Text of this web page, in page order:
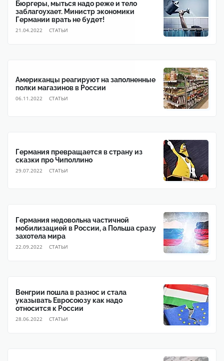
Бюргеры, мыться надо реже и тело
заблагоухает. Министр экономики
Германии врать не будет!
21.04.2022 CТАТЬИ
Американцы реагируют на заполненные
полки магазинов в России
06.11.2022 CТАТЬИ
Германия превращается в страну из
сказки про Чиполлино
29.07.2022 CТАТЬИ
Германия недовольна частичной
мобилизацией в России, а Польша сразу
захотела мира
22.09.2022 CТАТЬИ
Венгрии пошла в разнос и стала
указывать Евросоюзу как надо
относится к России
28.06.2022 CТАТЬИ